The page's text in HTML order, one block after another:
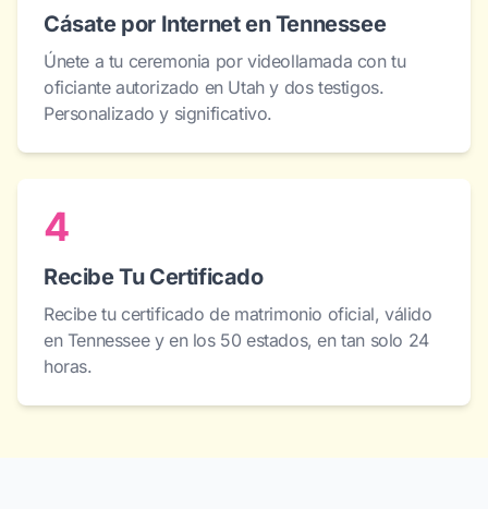
Cásate por Internet en Tennessee
Únete a tu ceremonia por videollamada con tu
oficiante autorizado en Utah y dos testigos.
Personalizado y significativo.
4
Recibe Tu Certificado
Recibe tu certificado de matrimonio oficial, válido
en Tennessee y en los 50 estados, en tan solo 24
horas.